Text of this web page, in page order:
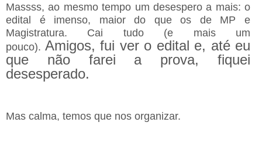
Massss, ao mesmo tempo um desespero a mais: o
edital é imenso, maior do que os de MP e
Magistratura. Cai tudo (e mais um
pouco). Amigos, fui ver o edital e, até eu
que não farei a prova, fiquei
desesperado.
Mas calma, temos que nos organizar.